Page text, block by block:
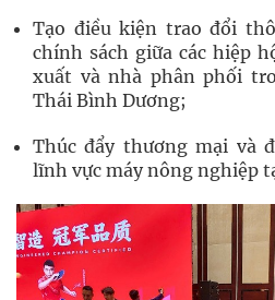
Tạo điều kiện trao đổi
chính sách giữa các hiệp
xuất và nhà phân phối
Thái Bình Dương;
Thúc đẩy thương mại và
lĩnh vực máy nông nghiệp